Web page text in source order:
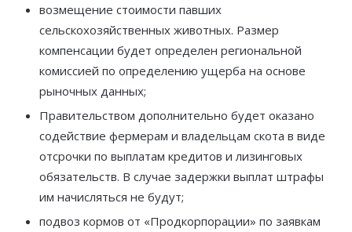
возмещение стоимости павших
сельскохозяйственных животных. Размер
компенсации будет определен региональной
комиссией по определению ущерба на основе
рыночных данных;
Правительством дополнительно будет оказано
содействие фермерам и владельцам скота в виде
отсрочки по выплатам кредитов и лизинговых
обязательств. В случае задержки выплат штрафы
им начисляться не будут;
подвоз кормов от «Продкорпорации» по заявкам